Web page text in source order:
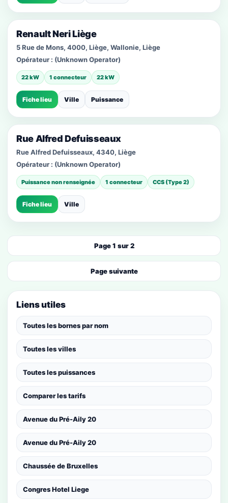
Renault Neri Liège
5 Rue de Mons, 4000, Liège, Wallonie, Liège
Opérateur : (Unknown Operator)
22 kW 1 connecteur 22 kW
Fiche lieu Ville Puissance
Rue Alfred Defuisseaux
Rue Alfred Defuisseaux, 4340, Liège
Opérateur : (Unknown Operator)
Puissance non renseignée 1 connecteur CCS (Type 2)
Fiche lieu Ville
Page 1 sur 2
Page suivante
Liens utiles
Toutes les bornes par nom
Toutes les villes
Toutes les puissances
Comparer les tarifs
Avenue du Pré-Aily 20
Avenue du Pré-Aily 20
Chaussée de Bruxelles
Congres Hotel Liege